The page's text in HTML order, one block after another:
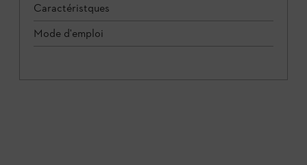
Caractéristques
Mode d'emploi